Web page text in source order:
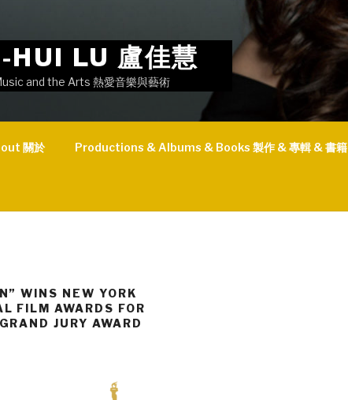
HUI LU 盧佳慧
and the Arts 熱愛音樂與藝術
關於 Productions & Albums & Books 製作 & 專輯 & 書籍
WINS NEW YORK
FILM AWARDS FOR
JURY AWARD